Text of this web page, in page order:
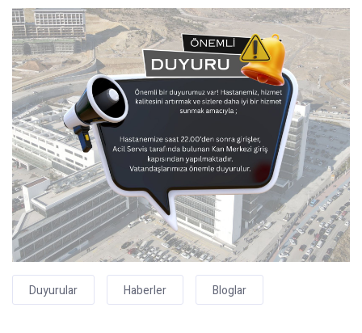
Duyurular Haberler Bloglar